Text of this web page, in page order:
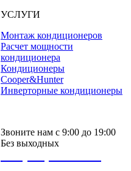
УСЛУГИ
Монтаж кондиционеров
Расчет мощности
кондиционера
Кондиционеры
Cooper&Hunter
Инверторные кондиционеры
Звоните нам с 9:00 до 19:00
Без выходных